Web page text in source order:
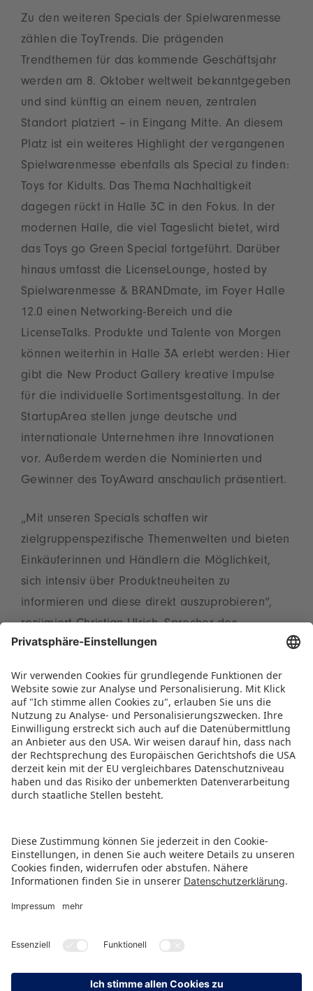
Zu den weiteren Specials der Spielwarenmesse
zählen die ToyTrends. Die prägenden
Trendthemen für das kommende Geschäftsjahr
werden am 8. Oktober weltweit bekanntgegeben
und sind künftig an einem neuen, zentralen
Standort platziert – in Eingang Mitte. An diesem
Platz ist ein weiteres Highlight der vergangenen
Spielwarenmesse ebenfalls als Special zu finden:
Toys for Kidults. Das Thema Nachhaltigkeit
dagegen rückt in Halle 3C in den Fokus. In der
modernen Halle, die viel Tageslicht bietet, wird
das Toys go Green Special fortgeführt. Darüber
hinaus umfasst die LicenseLounge, hosted by
Spielwarenmesse & BRANDmate, im Foyer Halle
12.0 einen Networking-Bereich und die
LicenseTalks. Produkte und Talente von Morgen
können weiterhin in Halle 3A erlebt werden: Hier
gibt die New Product Gallery kreative Impulse
für die individuelle Sortimentsgestaltung. In der
StartupArea stellen junge deutsche und
internationale Unternehmen ihre Innovationen
vor. Außerdem werden die Nominierten und
Gewinner des ToyAward anschaulich präsentiert.
„Mit unseren Specials schaffen wir
zielgruppenspezifische Themenwelten und bieten
Einkäuferinnen und Händlern die Möglichkeit,
sich intensiv über Produktneuheiten zu
informieren und diese direkt auszuprobieren“,
resümiert Christian Ulrich, Sprecher des
Vorstands der Spielwarenmesse eG.
Diese Information teilen:
PRESSEMITTEILUNG ALS PDF HERUNTERLADEN